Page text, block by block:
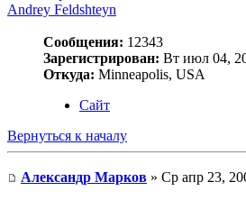
Andrey Feldshteyn
Сообщения: 12343
Зарегистрирован: Вт июл 04,
Откуда: Minneapolis, USA
Сайт
Вернуться к началу
Александр Марков » Ср апр 23,